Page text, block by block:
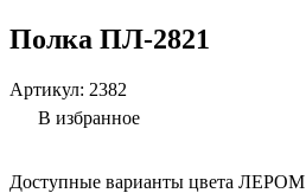
Полка ПЛ-2821
Артикул: 2382
В избранное
Доступные варианты цвета ЛЕРОМ